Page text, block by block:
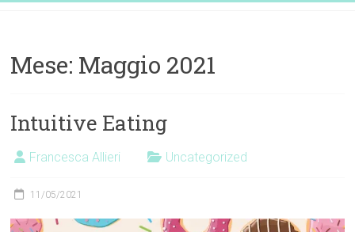
Francesca
Allieri
Nutrizionista
Mese: Maggio 2021
Intuitive Eating
Francesca Allieri Uncategorized
11/05/2021